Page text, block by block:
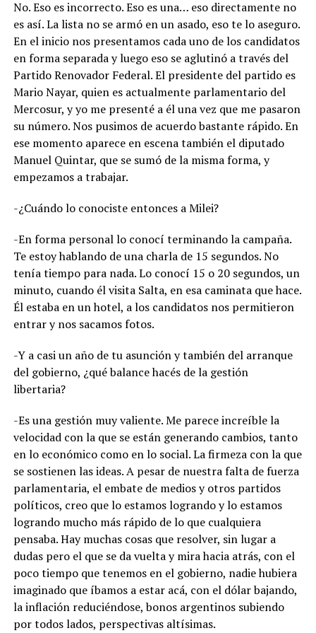
No. Eso es incorrecto. Eso es una… eso directamente no
es así. La lista no se armó en un asado, eso te lo aseguro.
En el inicio nos presentamos cada uno de los candidatos
en forma separada y luego eso se aglutinó a través del
Partido Renovador Federal. El presidente del partido es
Mario Nayar, quien es actualmente parlamentario del
Mercosur, y yo me presenté a él una vez que me pasaron
su número. Nos pusimos de acuerdo bastante rápido. En
ese momento aparece en escena también el diputado
Manuel Quintar, que se sumó de la misma forma, y
empezamos a trabajar.
-¿Cuándo lo conociste entonces a Milei?
-En forma personal lo conocí terminando la campaña.
Te estoy hablando de una charla de 15 segundos. No
tenía tiempo para nada. Lo conocí 15 o 20 segundos, un
minuto, cuando él visita Salta, en esa caminata que hace.
Él estaba en un hotel, a los candidatos nos permitieron
entrar y nos sacamos fotos.
-Y a casi un año de tu asunción y también del arranque
del gobierno, ¿qué balance hacés de la gestión
libertaria?
-Es una gestión muy valiente. Me parece increíble la
velocidad con la que se están generando cambios, tanto
en lo económico como en lo social. La firmeza con la que
se sostienen las ideas. A pesar de nuestra falta de fuerza
parlamentaria, el embate de medios y otros partidos
políticos, creo que lo estamos logrando y lo estamos
logrando mucho más rápido de lo que cualquiera
pensaba. Hay muchas cosas que resolver, sin lugar a
dudas pero el que se da vuelta y mira hacia atrás, con el
poco tiempo que tenemos en el gobierno, nadie hubiera
imaginado que íbamos a estar acá, con el dólar bajando,
la inflación reduciéndose, bonos argentinos subiendo
por todos lados, perspectivas altísimas.